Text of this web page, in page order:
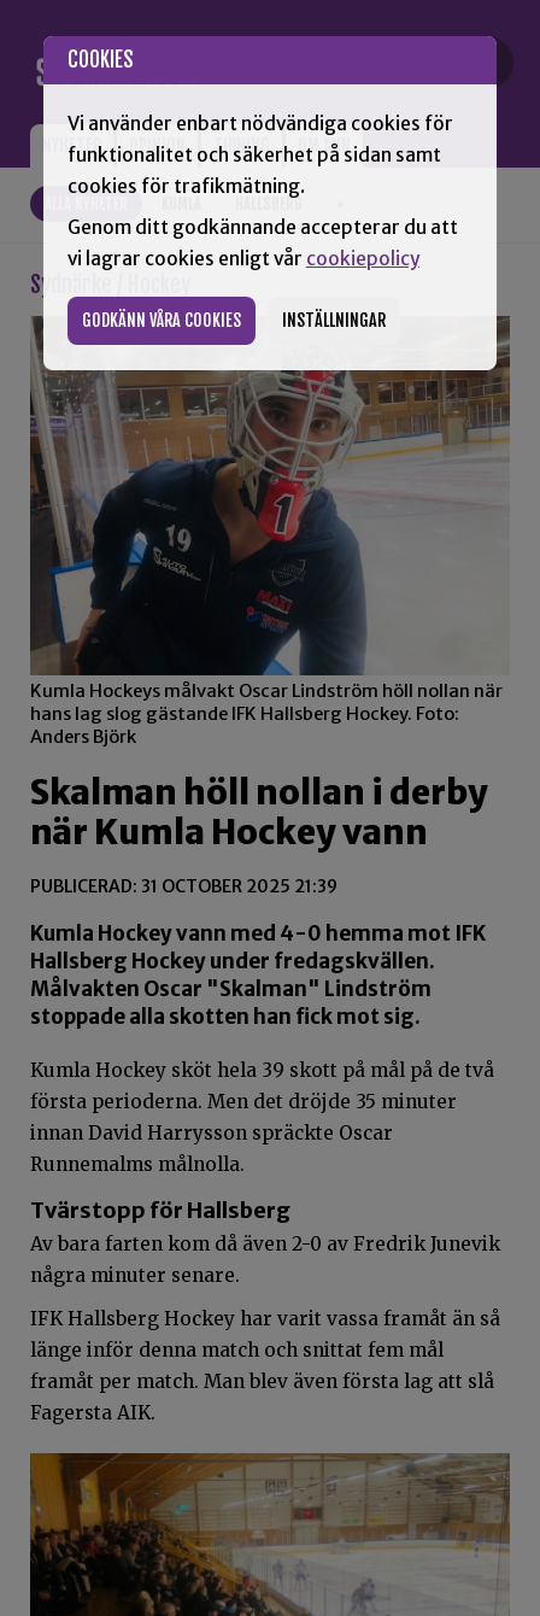
COOKIES
Vi använder enbart nödvändiga cookies för
funktionalitet och säkerhet på sidan samt
cookies för trafikmätning.
Genom ditt godkännande accepterar du att
vi lagrar cookies enligt vår cookiepolicy
GODKÄNN VÅRA COOKIES INSTÄLLNINGAR
NYHETER OPINION TIDNING OM SNN
HALLSBERG
Sydnärke / Hockey
Kumla Hockeys målvakt Oscar Lindström höll nollan när
hans lag slog gästande IFK Hallsberg Hockey. Foto:
Anders Björk
Skalman höll nollan i derby
när Kumla Hockey vann
PUBLICERAD: 31 OCTOBER 2025 21:39
Kumla Hockey vann med 4-0 hemma mot IFK
Hallsberg Hockey under fredagskvällen.
Målvakten Oscar "Skalman" Lindström
stoppade alla skotten han fick mot sig.
Kumla Hockey sköt hela 39 skott på mål på de två
första perioderna. Men det dröjde 35 minuter
innan David Harrysson spräckte Oscar
Runnemalms målnolla.
Tvärstopp för Hallsberg
Av bara farten kom då även 2-0 av Fredrik Junevik
några minuter senare.
IFK Hallsberg Hockey har varit vassa framåt än så
länge inför denna match och snittat fem mål
framåt per match. Man blev även första lag att slå
Fagersta AIK.